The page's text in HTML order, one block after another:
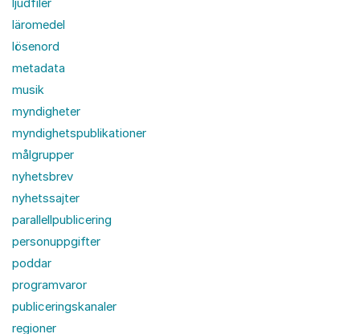
ljudfiler
läromedel
lösenord
metadata
musik
myndigheter
myndighetspublikationer
målgrupper
nyhetsbrev
nyhetssajter
parallellpublicering
personuppgifter
poddar
programvaror
publiceringskanaler
regioner